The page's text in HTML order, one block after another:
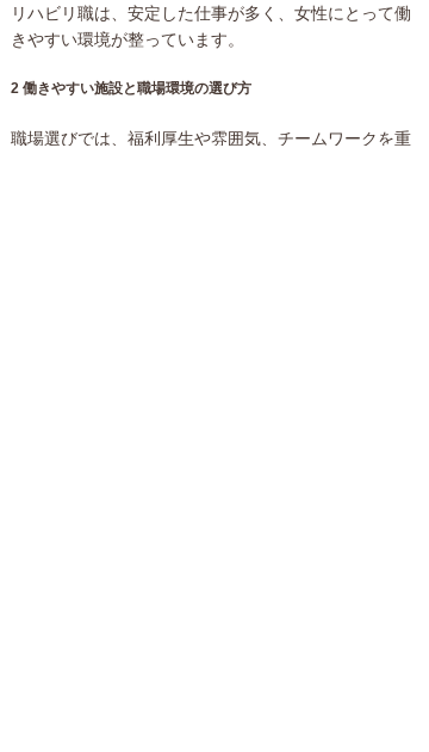
リハビリ職は、安定した仕事が多く、女性にとって働
きやすい環境が整っています。
2 働きやすい施設と職場環境の選び方
職場選びでは、福利厚生や雰囲気、チームワークを重